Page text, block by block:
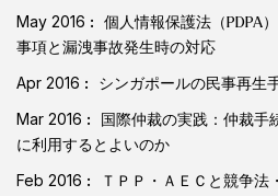
May 2016
個人情報保護法（PDPA
事項と漏洩事故発生時の対応
Apr 2016 シンガポールの民事再生
Mar 2016
国際仲裁の実践：仲裁手
に利用するとよいのか
Feb 2016
ＴＰＰ・ＡＥＣと競争法